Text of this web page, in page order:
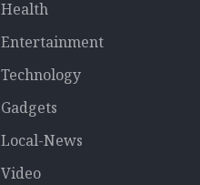
Health
Entertainment
Technology
Gadgets
Local-News
Video